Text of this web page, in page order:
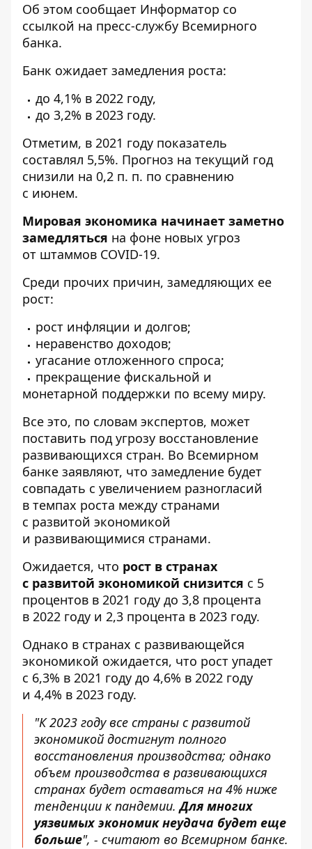
Об этом сообщает Информатор со
ссылкой на пресс-службу Всемирного
банка.
Банк ожидает замедления роста:
до 4,1% в 2022 году,
до 3,2% в 2023 году.
Отметим, в 2021 году показатель
составлял 5,5%. Прогноз на текущий год
снизили на 0,2 п. п. по сравнению
с июнем.
Мировая экономика начинает заметно
замедляться на фоне новых угроз
от штаммов COVID-19.
Среди прочих причин, замедляющих ее
рост:
рост инфляции и долгов;
неравенство доходов;
угасание отложенного спроса;
прекращение фискальной и
монетарной поддержки по всему миру.
Все это, по словам экспертов, может
поставить под угрозу восстановление
развивающихся стран. Во Всемирном
банке заявляют, что замедление будет
совпадать с увеличением разногласий
в темпах роста между странами
с развитой экономикой
и развивающимися странами.
Ожидается, что рост в странах
с развитой экономикой снизится с 5
процентов в 2021 году до 3,8 процента
в 2022 году и 2,3 процента в 2023 году.
Однако в странах с развивающейся
экономикой ожидается, что рост упадет
с 6,3% в 2021 году до 4,6% в 2022 году
и 4,4% в 2023 году.
"К 2023 году все страны с развитой
экономикой достигнут полного
восстановления производства; однако
объем производства в развивающихся
странах будет оставаться на 4% ниже
тенденции к пандемии.Для многих
уязвимых экономик неудача будет еще
больше", - считают во Всемирном банке.